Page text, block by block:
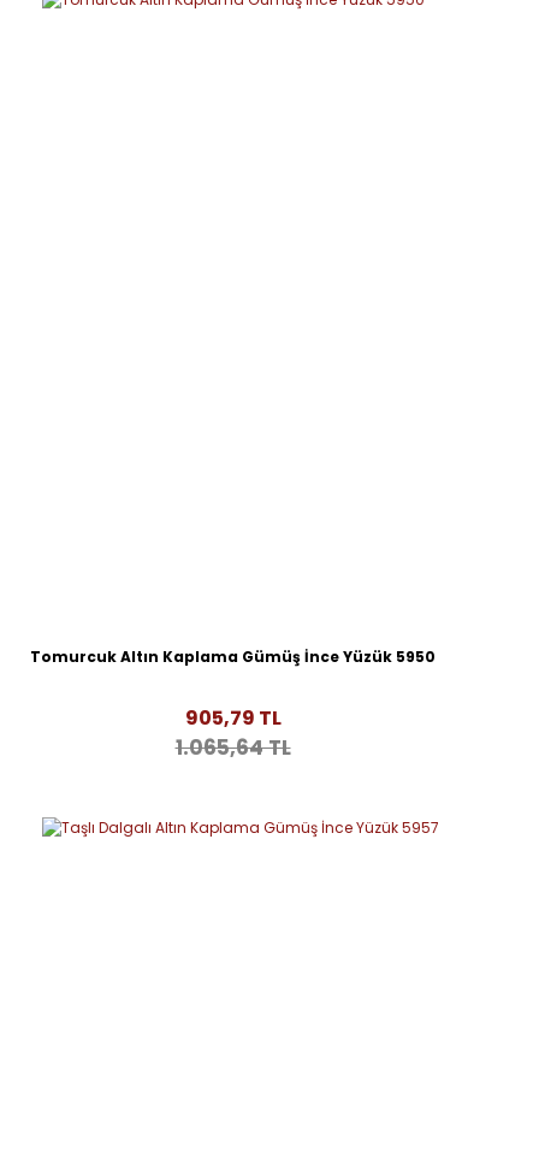
Tomurcuk Altın Kaplama Gümüş İnce Yüzük 5950
905,79 TL
1.065,64 TL